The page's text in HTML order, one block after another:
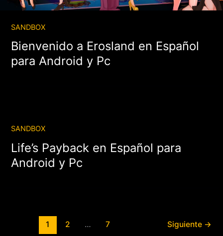
SANDBOX
Bienvenido a Erosland en Español
para Android y Pc
SANDBOX
Life’s Payback en Español para
Android y Pc
1 2 … 7 Siguiente →